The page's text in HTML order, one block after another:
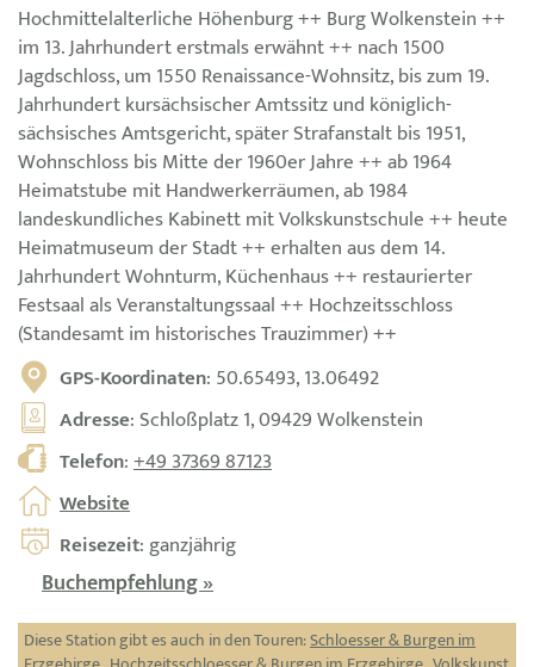
Hochmittelalterliche Höhenburg ++ Burg Wolkenstein ++
im 13. Jahrhundert erstmals erwähnt ++ nach 1500
Jagdschloss, um 1550 Renaissance-Wohnsitz, bis zum 19.
Jahrhundert kursächsischer Amtssitz und königlich-
sächsisches Amtsgericht, später Strafanstalt bis 1951,
Wohnschloss bis Mitte der 1960er Jahre ++ ab 1964
Heimatstube mit Handwerkerräumen, ab 1984
landeskundliches Kabinett mit Volkskunstschule ++ heute
Heimatmuseum der Stadt ++ erhalten aus dem 14.
Jahrhundert Wohnturm, Küchenhaus ++ restaurierter
Festsaal als Veranstaltungssaal ++ Hochzeitsschloss
(Standesamt im historisches Trauzimmer) ++
GPS-Koordinaten: 50.65493, 13.06492
Adresse: Schloßplatz 1, 09429 Wolkenstein
Telefon:+49 37369 87123
Website
Reisezeit: ganzjährig
Buchempfehlung »
Diese Station gibt es auch in den Touren:Schloesser & Burgen im